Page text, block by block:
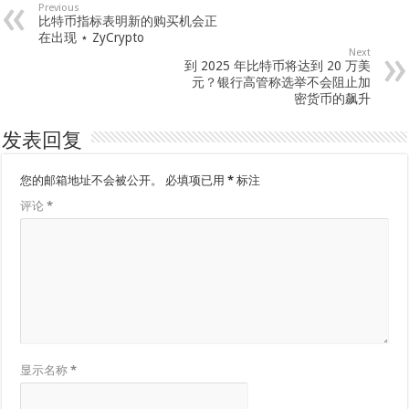
Previous
比特币指标表明新的购买机会正
在出现 ⋆ ZyCrypto
Next
到 2025 年比特币将达到 20 万美
元？银行高管称选举不会阻止加
密货币的飙升
发表回复
您的邮箱地址不会被公开。 必填项已用* 标注
评论*
显示名称*